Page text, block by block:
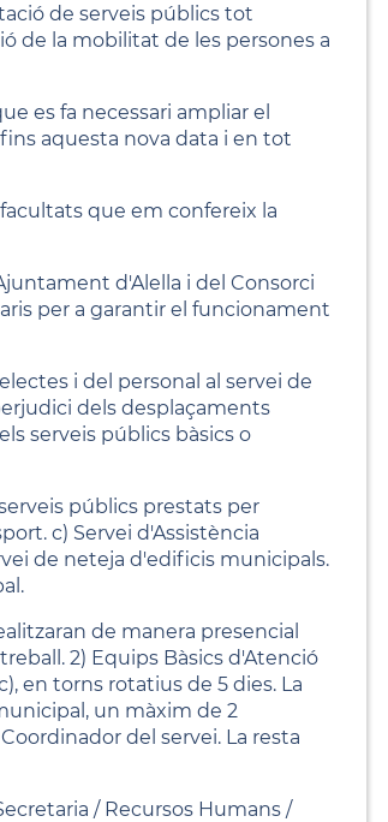
de serveis públics tot
de la mobilitat de les persones a
es fa necessari ampliar el
aquesta nova data i en tot
que em confereix la
d'Alella i del Consorci
per a garantir el funcionament
i del personal al servei de
dels desplaçaments
serveis públics bàsics o
públics prestats per
c) Servei d'Assistència
de neteja d'edificis municipals.
de manera presencial
2) Equips Bàsics d'Atenció
en torns rotatius de 5 dies. La
un màxim de 2
del servei. La resta
/ Recursos Humans /